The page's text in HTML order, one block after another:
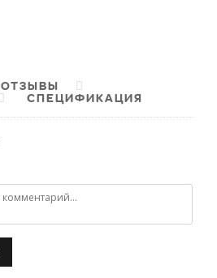
ОТЗЫВЫ
СПЕЦИФИКАЦИЯ